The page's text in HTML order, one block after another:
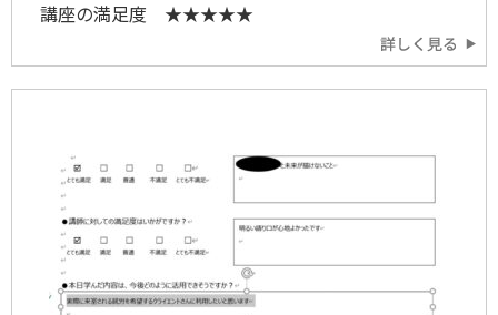
講座の満足度 ★★★★★